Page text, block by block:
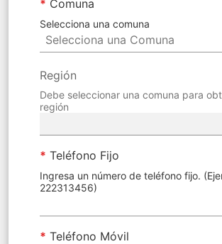
* Comuna
Selecciona una comuna
Selecciona una Comuna
Región
Debe seleccionar una comuna para
región
* Teléfono Fijo
Ingresa un número de teléfono fijo.
222313456)
* Teléfono Móvil